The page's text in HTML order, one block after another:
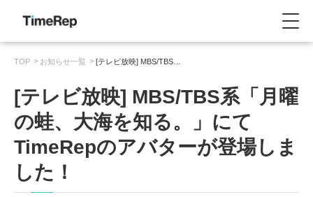
TOP お知らせ一覧 [テレビ放映] MBS/TBS…
[テレビ放映] MBS/TBS系「月曜
の蛙、大海を知る。」にて
TimeRepのアバターが登場しま
した！